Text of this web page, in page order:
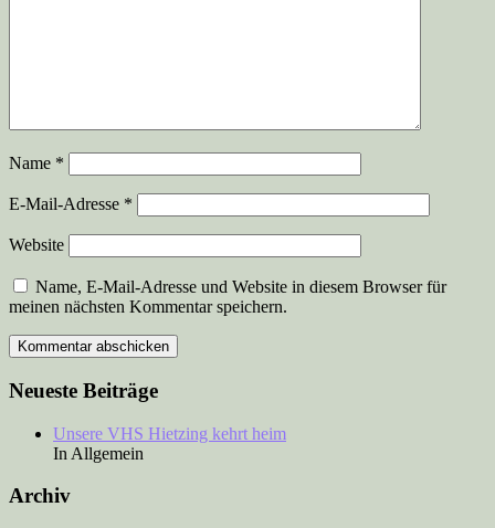
Name *
E-Mail-Adresse *
Website
Name, E-Mail-Adresse und Website in diesem Browser für
meinen nächsten Kommentar speichern.
Neueste Beiträge
Unsere VHS Hietzing kehrt heim
In Allgemein
Archiv